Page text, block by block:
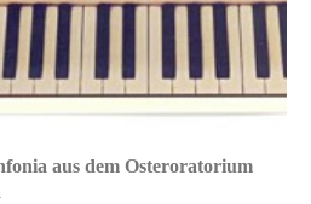
aus dem Osteroratorium